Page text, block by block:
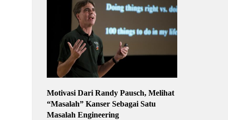
Motivasi Dari Randy Pausch, Melihat
“Masalah” Kanser Sebagai Satu
Masalah Engineering